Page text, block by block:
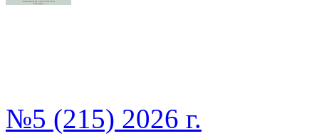
№5 (215) 2026 г.